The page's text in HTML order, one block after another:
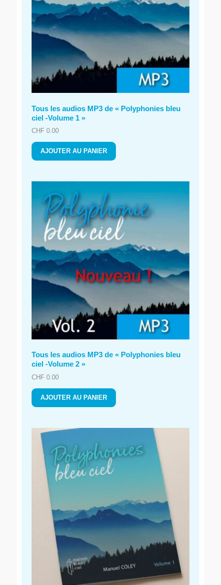
Tous les audios MP3 de « Polyphonies bleu
ciel -Volume 1 »
CHF 0.00
AJOUTER AU PANIER
Tous les audios MP3 de « Polyphonies bleu
ciel -Volume 2 »
CHF 0.00
AJOUTER AU PANIER